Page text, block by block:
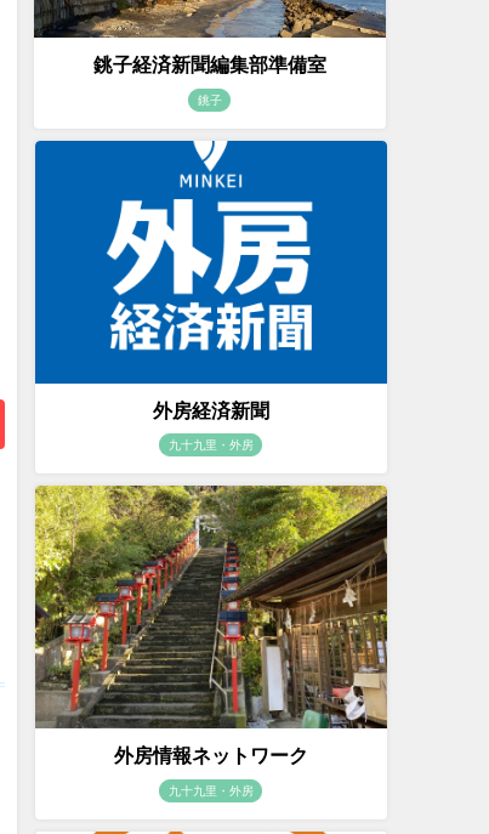
銚子経済新聞編集部準備室
銚子
外房経済新聞
九十九里・外房
外房情報ネットワーク
九十九里・外房